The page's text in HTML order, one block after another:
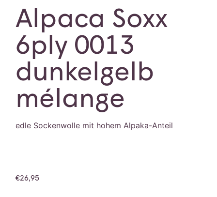
Alpaca Soxx
6ply 0013
dunkelgelb
mélange
edle Sockenwolle mit hohem Alpaka-Anteil
€26,95